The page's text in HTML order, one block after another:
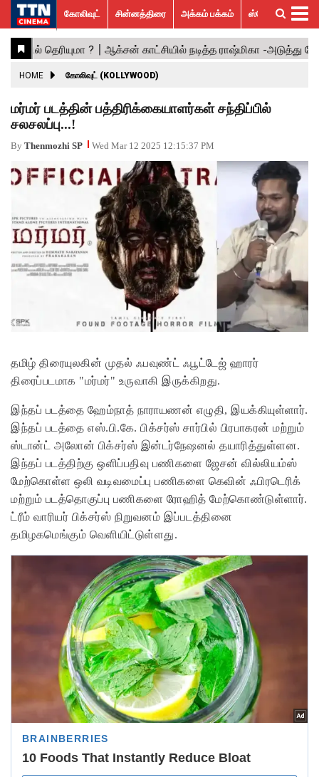
கோலிவுட்
சின்னத்திரை
பாலிவுட்
ஹாலிவுட்
அக்கம்
பக்கம்
ஸ்பெஷல்
ஸ்டோரீஸ்
விமர்சனம்
GALLERY
ACTRESS
ACTORS
MOVIESTILLS
EVENTS
VIDEOS
What’s
Hot
Trending
News
கோலிவுட் சின்னத்திரை அக்கம் பக்கம் ஸ்பெஷல் ஸ்டோரீஸ்
HOME கோலிவுட் (KOLLYWOOD)
மர்மர் படத்தின் பத்திரிக்கையாளர்கள் சந்திப்பில்
சலசலப்பு...!
By Thenmozhi SP Wed Mar 12 2025 12:15:37 PM
தமிழ் திரையுலகின் முதல் ஃபவுண்ட் ஃபூட்டேஜ் ஹாரர்
திரைப்படமாக "மர்மர்" உருவாகி இருக்கிறது.
இந்தப் படத்தை ஹேம்நாத் நாராயணன் எழுதி, இயக்கியுள்ளார்.
இந்தப் படத்தை எஸ்.பி.கே. பிக்சர்ஸ் சார்பில் பிரபாகரன் மற்றும்
ஸ்டான்ட் அலோன் பிக்சர்ஸ் இன்டர்நேஷனல் தயாரித்துள்ளன.
இந்தப் படத்திற்கு ஒளிப்பதிவு பணிகளை ஜேசன் வில்லியம்ஸ்
மேற்கொள்ள ஒலி வடிவமைப்பு பணிகளை கெவின் ஃபிரடெரிக்
மற்றும் படத்தொகுப்பு பணிகளை ரோஹித் மேற்கொண்டுள்ளார்.
ட்ரீம் வாரியர் பிக்சர்ஸ் நிறுவனம் இப்படத்தினை
தமிழகமெங்கும் வெளியிட்டுள்ளது.